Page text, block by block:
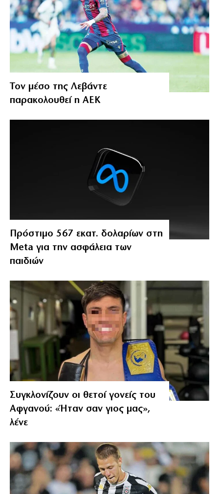
Τον μέσο της Λεβάντε
παρακολουθεί η ΑΕΚ
Πρόστιμο 567 εκατ. δολαρίων στη
Meta για την ασφάλεια των
παιδιών
Συγκλονίζουν οι θετοί γονείς του
Αφγανού: «Ήταν σαν γιος μας»,
λένε